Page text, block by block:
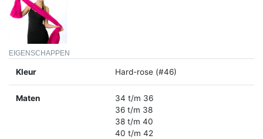
EIGENSCHAPPEN
Kleur Hard-rose (#46)
Maten
34 t/m 36
36 t/m 38
38 t/m 40
40 t/m 42